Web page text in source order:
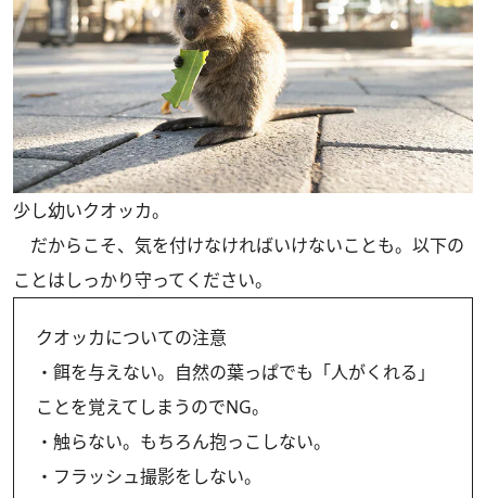
少し幼いクオッカ。
だからこそ、気を付けなければいけないことも。以下の
ことはしっかり守ってください。
クオッカについての注意
・餌を与えない。自然の葉っぱでも「人がくれる」
ことを覚えてしまうのでNG。
・触らない。もちろん抱っこしない。
・フラッシュ撮影をしない。